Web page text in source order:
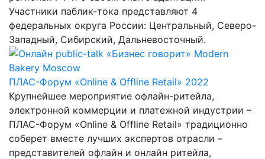
Участники паблик-тока представляют 4
федеральных округа России: Центральный, Северо-
Западный, Сибирский, Дальневосточный.
ПЛАС-Форум «Online & Offline Retail» 2022
Крупнейшее мероприятие офлайн-ритейла,
электронной коммерции и платежной индустрии –
ПЛАС-Форум «Online & Offline Retail» традиционно
соберет вместе лучших экспертов отрасли –
представителей офлайн и онлайн ритейла,